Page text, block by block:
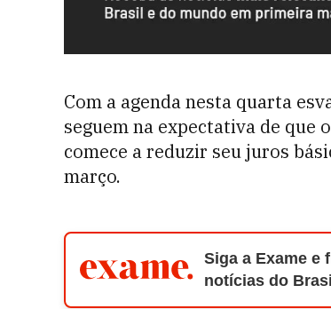
Com a agenda nesta quarta
seguem na expectativa de que
comece a reduzir seu juros
março.
Siga a Exame e
notícias do